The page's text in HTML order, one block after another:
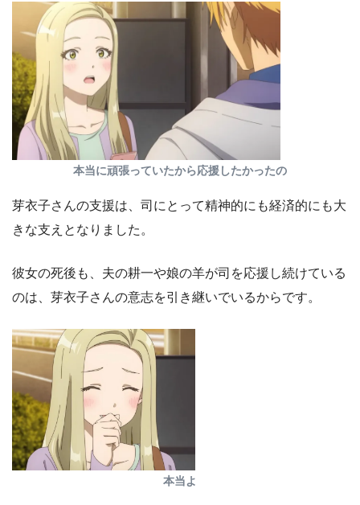
本当に頑張っていたから応援したかったの
芽衣子さんの支援は、司にとって精神的にも経済的にも大
きな支えとなりました。
彼女の死後も、夫の耕一や娘の羊が司を応援し続けている
のは、芽衣子さんの意志を引き継いでいるからです。
本当よ